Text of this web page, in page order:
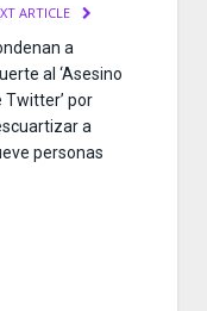
ARTICLE
a
al ‘Asesino
Twitter’ por
a
personas